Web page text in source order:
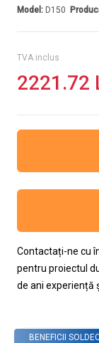
Model: D150
TVA inclus
2221.72
Contactați-ne cu
pentru proiectul
de ani experiență
BENEFICII